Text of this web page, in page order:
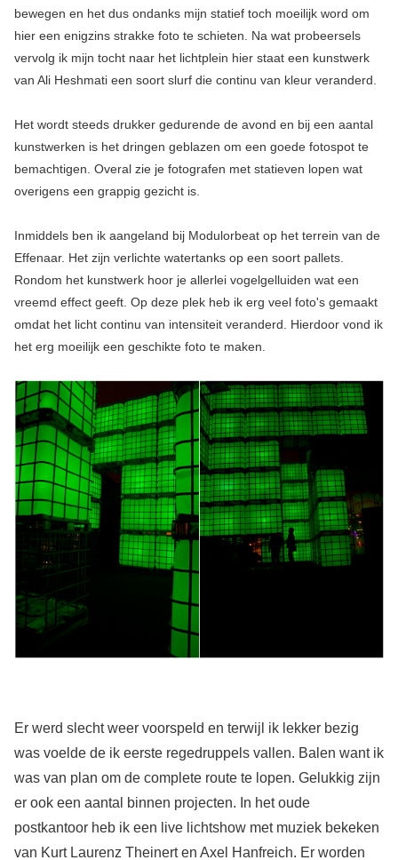
bewegen en het dus ondanks mijn statief toch moeilijk word om
hier een enigzins strakke foto te schieten. Na wat probeersels
vervolg ik mijn tocht naar het lichtplein hier staat een kunstwerk
van Ali Heshmati een soort slurf die continu van kleur veranderd.
Het wordt steeds drukker gedurende de avond en bij een aantal
kunstwerken is het dringen geblazen om een goede fotospot te
bemachtigen. Overal zie je fotografen met statieven lopen wat
overigens een grappig gezicht is.
Inmiddels ben ik aangeland bij Modulorbeat op het terrein van de
Effenaar. Het zijn verlichte watertanks op een soort pallets.
Rondom het kunstwerk hoor je allerlei vogelgelluiden wat een
vreemd effect geeft. Op deze plek heb ik erg veel foto's gemaakt
omdat het licht continu van intensiteit veranderd. Hierdoor vond ik
het erg moeilijk een geschikte foto te maken.
Er werd slecht weer voorspeld en terwijl ik lekker bezig
was voelde de ik eerste regedruppels vallen. Balen want ik
was van plan om de complete route te lopen. Gelukkig zijn
er ook een aantal binnen projecten. In het oude
postkantoor heb ik een live lichtshow met muziek bekeken
van Kurt Laurenz Theinert en Axel Hanfreich. Er worden